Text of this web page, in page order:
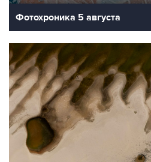
Фотохроника 5 августа